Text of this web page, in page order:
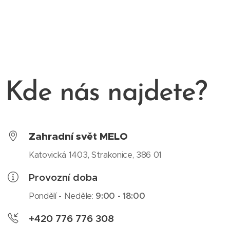
Kde nás najdete?
Zahradní svět MELO
Katovická 1403, Strakonice, 386 01
Provozní doba
Pondělí - Neděle: 9:00 - 18:00
+420 776 776 308